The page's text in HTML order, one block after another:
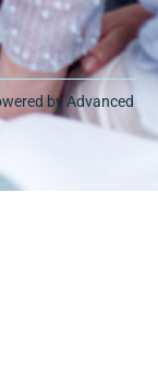
by Advanced